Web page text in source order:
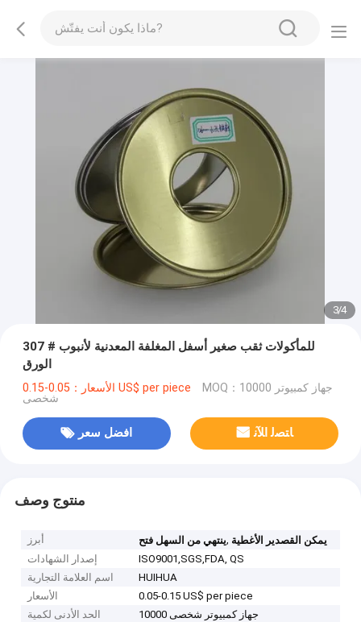
3/4
307 # للمأكولات ثقب صغير أسفل المغلفة المعدنية لأنبوب
الورق
الأسعار：0.05-0.15 US$ per piece MOQ：10000 جهاز كمبيوتر
شخصى
افضل سعر ﺎﺘﺼﻟ ﺍﻶﻧ
منتوج وصف
أبرز ينتهي من السهل فتح, يمكن القصدير الأغطية
إصدار الشهادات
ISO9001,SGS,FDA, QS
اسم العلامة التجارية
HUIHUA
الأسعار
0.05-0.15 US$ per piece
الحد الأدنى لكمية
10000 جهاز كمبيوتر شخصى